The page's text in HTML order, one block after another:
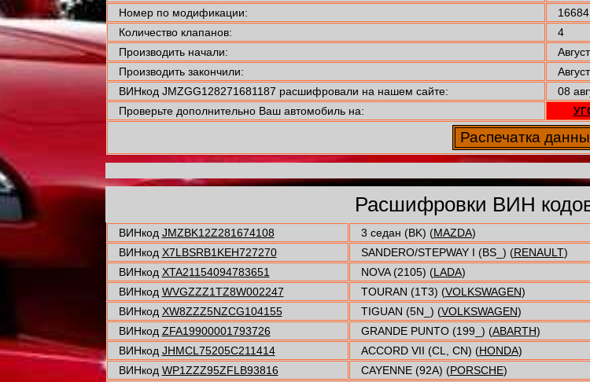
Номер по модификации:
16684
Количество клапанов:
4
Производить начали:
Производить закончили:
ВИНкод JMZGG128271681187 расшифровали на нашем сайте:
08
Проверьте дополнительно Ваш автомобиль на:
Расшифровки ВИН кодов
ВИНкод JMZBK12Z281674108 3 седан (BK) (MAZDA)
ВИНкод X7LBSRB1KEH727270 SANDERO/STEPWAY I (BS_) (RENAULT)
ВИНкод XTA21154094783651 NOVA (2105) (LADA)
ВИНкод WVGZZZ1TZ8W002247 TOURAN (1T3) (VOLKSWAGEN)
ВИНкод XW8ZZZ5NZCG104155 TIGUAN (5N_) (VOLKSWAGEN)
ВИНкод ZFA19900001793726 GRANDE PUNTO (199_) (ABARTH)
ВИНкод JHMCL75205C211414 ACCORD VII (CL, CN) (HONDA)
ВИНкод WP1ZZZ95ZFLB93816 CAYENNE (92A) (PORSCHE)